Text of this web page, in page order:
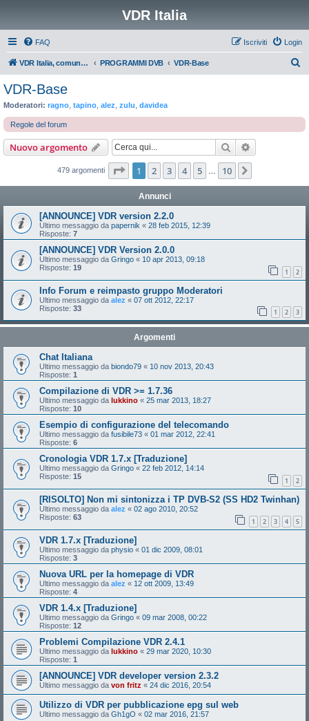
VDR Italia
FAQ Login
Iscriviti
VDR Italia, comunità italiana utilizzatori VDR PROGRAMMI DVB VDR-Base
a
VDR-Base
Moderatori: ragno tapino alez zulu davidea
Regole del forum
Nuovo argomento Cerca
479 argomenti Pagina di 10
1 2 3 4 5 10
Annunci
[ANNOUNCE] VDR version 2.2.0
Ultimo messaggio da papernik « 28 feb 2015, 12:39
Risposte: 7
[ANNOUNCE] VDR Version 2.0.0
Ultimo messaggio da Gringo « 10 apr 2013, 09:18
Risposte: 19 1 2
Info Forum e reimpasto gruppo Moderatori
Ultimo messaggio da alez « 07 ott 2012, 22:17
Risposte: 33 1 2 3
Argomenti
Chat Italiana
Ultimo messaggio da biondo79 « 10 nov 2013, 20:43
Risposte: 1
Compilazione di VDR >= 1.7.36
Ultimo messaggio da lukkino « 25 mar 2013, 18:27
Risposte: 10
Esempio di configurazione del telecomando
Ultimo messaggio da fusibile73 « 01 mar 2012, 22:41
Risposte: 6
Cronologia VDR 1.7.x [Traduzione]
Ultimo messaggio da Gringo « 22 feb 2012, 14:14
Risposte: 15 1 2
[RISOLTO] Non mi sintonizza i TP DVB-S2 (SS HD2 Twinhan)
Ultimo messaggio da alez « 02 ago 2010, 20:52
Risposte: 63 1 2 3 4 5
VDR 1.7.x [Traduzione]
Ultimo messaggio da physio « 01 dic 2009, 08:01
Risposte: 3
Nuova URL per la homepage di VDR
Ultimo messaggio da alez « 12 ott 2009, 13:49
Risposte: 4
VDR 1.4.x [Traduzione]
Ultimo messaggio da Gringo « 09 mar 2008, 00:22
Risposte: 12
Problemi Compilazione VDR 2.4.1
Ultimo messaggio da lukkino « 29 mar 2020, 10:30
Risposte: 1
[ANNOUNCE] VDR developer version 2.3.2
Ultimo messaggio da von fritz « 24 dic 2016, 20:54
Utilizzo di VDR per pubblicazione epg sul web
Ultimo messaggio da Gh1gO « 02 mar 2016, 21:57